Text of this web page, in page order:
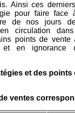
Ainsi ces
pour faire face
de nos jours
circulation
points de vente
et en ignorance
et des points
ventes